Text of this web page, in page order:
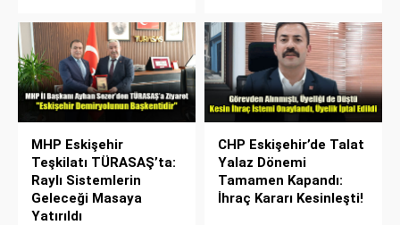
MHP Eskişehir
Teşkilatı TÜRASAŞ’ta:
Raylı Sistemlerin
Geleceği Masaya
Yatırıldı
CHP Eskişehir’de Talat
Yalaz Dönemi
Tamamen Kapandı:
İhraç Kararı Kesinleşti!